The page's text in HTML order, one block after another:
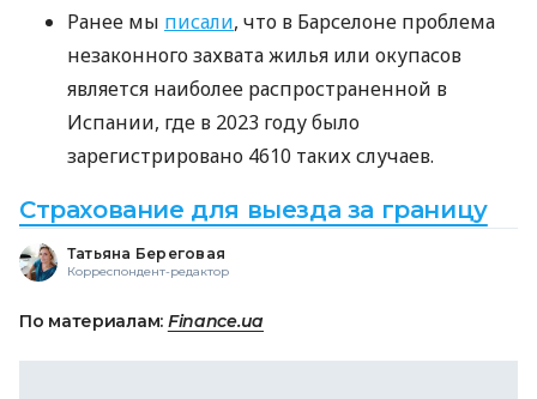
Ранее мы писали, что в Барселоне проблема
незаконного захвата жилья или окупасов
является наиболее распространенной в
Испании, где в 2023 году было
зарегистрировано 4610 таких случаев.
Страхование для выезда за границу
Татьяна Береговая
Корреспондент-редактор
По материалам: Finance.ua